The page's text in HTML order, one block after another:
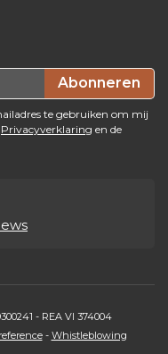
Abonneren
te gebruiken om mij
Privacyverklaring en de
- REA VI 374004
- Whistleblowing